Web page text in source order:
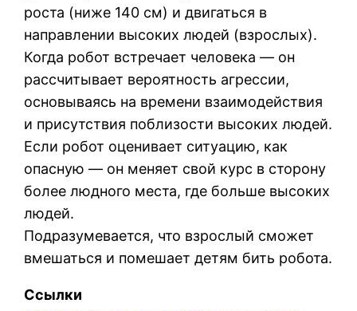
роста (ниже 140 см) и двигаться в
направлении высоких людей (взрослых).
Когда робот встречает человека — он
рассчитывает вероятность агрессии,
основываясь на времени взаимодействия
и присутствия поблизости высоких людей.
Если робот оценивает ситуацию, как
опасную — он меняет свой курс в сторону
более людного места, где больше высоких
людей.
Подразумевается, что взрослый сможет
вмешаться и помешает детям бить робота.
Ссылки